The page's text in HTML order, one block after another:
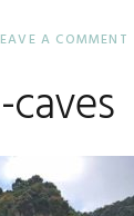
A COMMENT